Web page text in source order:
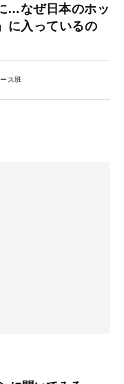
…なぜ日本のホッ
に入っているの
ス班